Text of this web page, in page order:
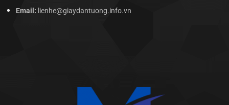
Email: lienhe@giaydantuong.info.vn